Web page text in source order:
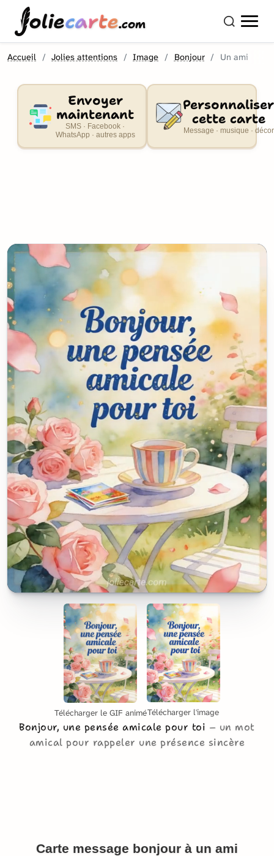
oliecarte.com
Accueil Jolies attentions Image Bonjour Un ami
Envoyer
maintenant
SMS · Facebook ·
WhatsApp · autres apps
Personnaliser
cette carte
Message · musique · décor
Télécharger le GIF animéTélécharger l'image
Bonjour, une pensée amicale pour toi
un mot
amical pour rappeler une présence sincère
Carte message bonjour à un ami